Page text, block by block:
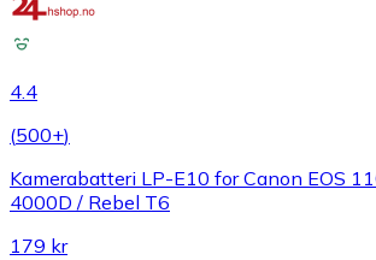
4.4
(500+)
Kamerabatteri LP-E10 for Canon EOS
4000D / Rebel T6
179 kr